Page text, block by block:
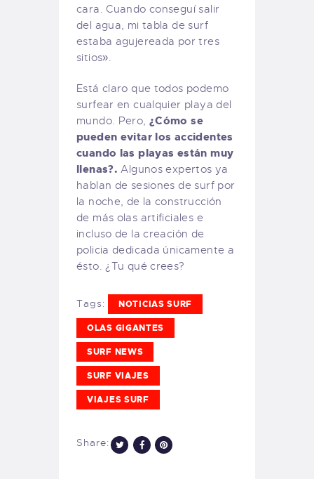
cara. Cuando conseguí salir
del agua, mi tabla de surf
estaba agujereada por tres
sitios».
Está claro que todos podemo
surfear en cualquier playa del
mundo. Pero, ¿Cómo se
pueden evitar los accidentes
cuando las playas están muy
llenas?. Algunos expertos ya
hablan de sesiones de surf por
la noche, de la construcción
de más olas artificiales e
incluso de la creación de
policia dedicada únicamente a
ésto. ¿Tu qué crees?
Tags: NOTICIAS SURF
OLAS GIGANTES
SURF NEWS
SURF VIAJES
VIAJES SURF
Share: